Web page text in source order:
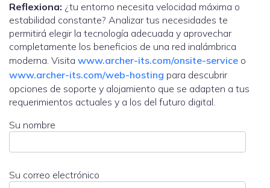
Reflexiona: ¿tu entorno necesita velocidad máxima o
estabilidad constante? Analizar tus necesidades te
permitirá elegir la tecnología adecuada y aprovechar
completamente los beneficios de una red inalámbrica
moderna. Visita www.archer-its.com/onsite-service o
www.archer-its.com/web-hosting para descubrir
opciones de soporte y alojamiento que se adapten a tus
requerimientos actuales y a los del futuro digital.
Su nombre
Su correo electrónico